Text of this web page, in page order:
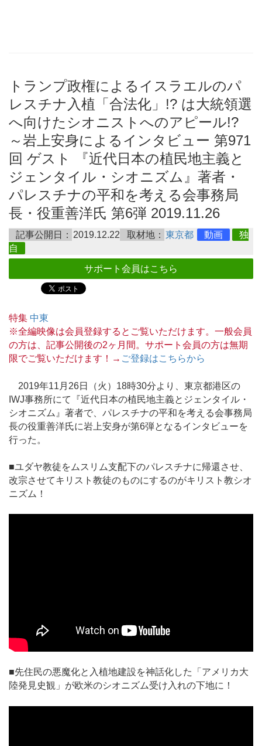
トランプ政権によるイスラエルのパ
レスチナ入植「合法化」!? は大統領選
へ向けたシオニストへのアピール!?
～岩上安身によるインタビュー 第971
回 ゲスト 『近代日本の植民地主義と
ジェンタイル・シオニズム』著者・
パレスチナの平和を考える会事務局
長・役重善洋氏 第6弾 2019.11.26
記事公開日： 2019.12.22 取材地： 東京都 動画
独
自
サポート会員はこちら
特集 中東
※全編映像は会員登録するとご覧いただけます。一般会員
の方は、記事公開後の2ヶ月間。サポート会員の方は無期
限でご覧いただけます！→ ご登録はこちらから
2019年11月26日（火）18時30分より、東京都港区の
IWJ事務所にて『近代日本の植民地主義とジェンタイル・
シオニズム』著者で、パレスチナの平和を考える会事務局
長の役重善洋氏に岩上安身が第6弾となるインタビューを
行った。
■ユダヤ教徒をムスリム支配下のパレスチナに帰還させ、
改宗させてキリスト教徒のものにするのがキリスト教シオ
ニズム！
■先住民の悪魔化と入植地建設を神話化した「アメリカ大
陸発見史観」が欧米のシオニズム受け入れの下地に！